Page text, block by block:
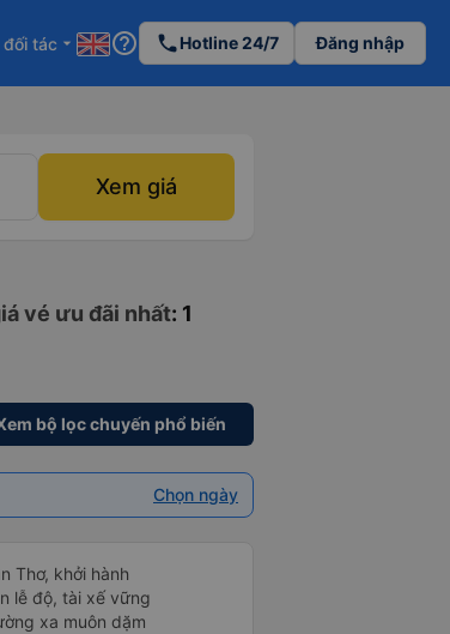
tác arrow_drop_down help_outline phoneHotline 24/7 Đăng nhập
Xem giá
vé ưu đãi nhất: 1
bộ lọc chuyến phổ biến
Chọn ngày
Thơ, khởi hành
lễ độ, tài xế vững